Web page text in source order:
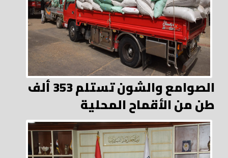
الصوامع والشون تستلم 353 ألف
طن من الأقماح المحلية